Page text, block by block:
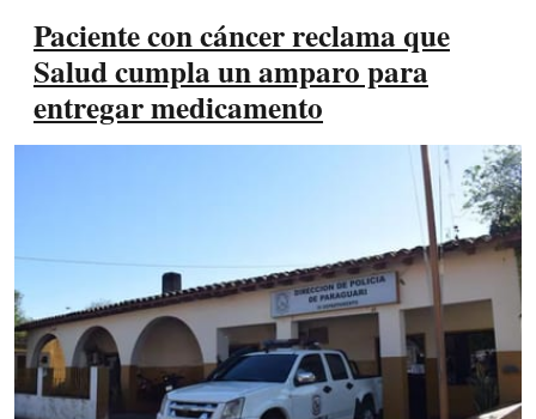
Paciente con cáncer reclama que
Salud cumpla un amparo para
entregar medicamento